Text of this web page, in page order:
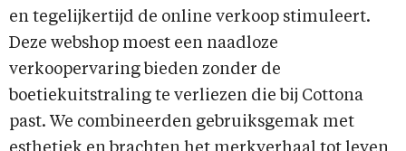
en tegelijkertijd de online verkoop stimuleert.
Deze webshop moest een naadloze
verkoopervaring bieden zonder de
boetiekuitstraling te verliezen die bij Cottona
past. We combineerden gebruiksgemak met